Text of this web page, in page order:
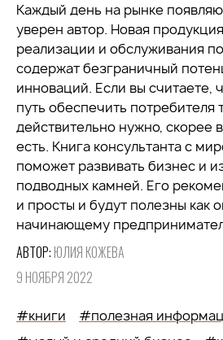
Каждый день на рынке
уверен автор. Новая
реализации и обслуживания
содержат безграничный
инноваций. Если вы считаете,
путь обеспечить потребителя
действительно нужно, скорее
есть. Книга консультанта с
поможет развивать бизнес и
подводных камней. Его
и просты и будут полезны как
начинающему
АВТОР: ЮЛИЯ КОЖЕВА
9 НОЯБРЯ 2022
#книги
#полезная